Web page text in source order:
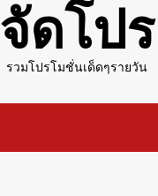
จัดโปร
รวมโปรโมชั่นเด็ดๆรายวัน